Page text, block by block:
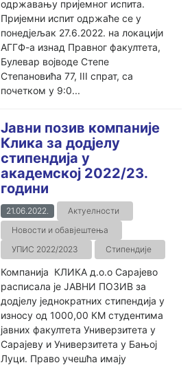
одржавању пријемног испита.
Пријемни испит одржаће се у
понедјељак 27.6.2022. на локацији
АГГФ-а изнад Правног факултета,
Булевар војводе Степе
Степановића 77, III спрат, са
почетком у 9:0...
Јавни позив компаније
Клика за додјелу
стипендија у
академској 2022/23.
години
21.06.2022.
Актуелности
Новости и обавјештења
УПИС 2022/2023
Стипендије
Компанија КЛИКА д.о.о Сарајево
расписала је ЈАВНИ ПОЗИВ за
додјелу једнократних стипендија у
износу од 1000,00 КМ студентима
јавних факултета Универзитета у
Сарајеву и Универзитета у Бањој
Луци. Право учешћа имају